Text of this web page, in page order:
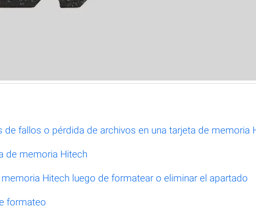
fallos o pérdida de archivos en una tarjeta de memoria
de memoria Hitech
Hitech luego de formatear o eliminar el apartado
formateo